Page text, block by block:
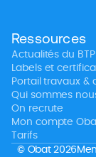
Ressources
Actualités du BTP
Labels et
Portail travaux &
Qui sommes
On recrute
Mon compte
Tarifs
© Obat 2026